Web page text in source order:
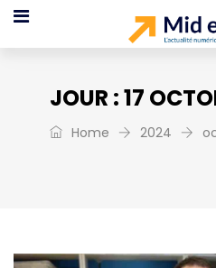
JOUR :17
Home 2024